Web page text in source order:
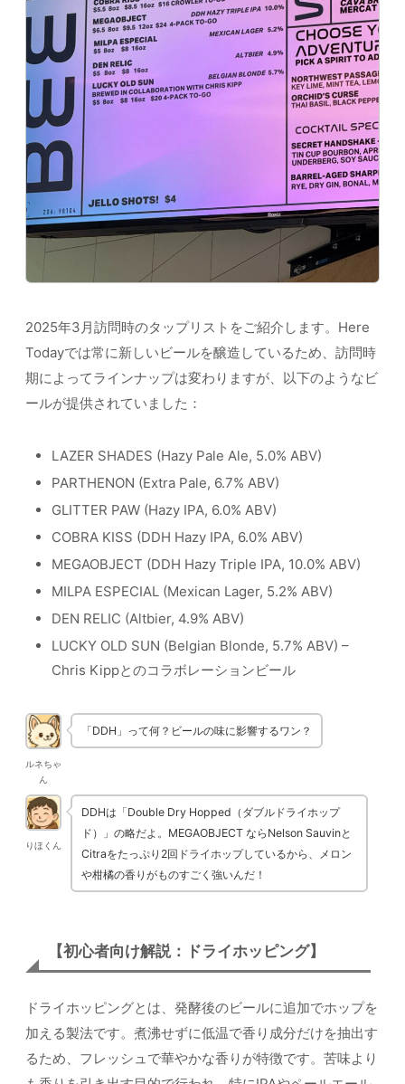
2025年3月訪問時のタップリストをご紹介します。Here
Todayでは常に新しいビールを醸造しているため、訪問時
期によってラインナップは変わりますが、以下のようなビ
ールが提供されていました：
LAZER SHADES (Hazy Pale Ale, 5.0% ABV)
PARTHENON (Extra Pale, 6.7% ABV)
GLITTER PAW (Hazy IPA, 6.0% ABV)
COBRA KISS (DDH Hazy IPA, 6.0% ABV)
MEGAOBJECT (DDH Hazy Triple IPA, 10.0% ABV)
MILPA ESPECIAL (Mexican Lager, 5.2% ABV)
DEN RELIC (Altbier, 4.9% ABV)
LUCKY OLD SUN (Belgian Blonde, 5.7% ABV) –
Chris Kippとのコラボレーションビール
ルネちゃ
ん
「DDH」って何？ビールの味に影響するワン？
りほくん
DDHは「Double Dry Hopped（ダブルドライホップ
ド）」の略だよ。MEGAOBJECT ならNelson Sauvinと
Citraをたっぷり2回ドライホップしているから、メロン
や柑橘の香りがものすごく強いんだ！
【初心者向け解説：ドライホッピング】
ドライホッピングとは、発酵後のビールに追加でホップを
加える製法です。煮沸せずに低温で香り成分だけを抽出す
るため、フレッシュで華やかな香りが特徴です。苦味より